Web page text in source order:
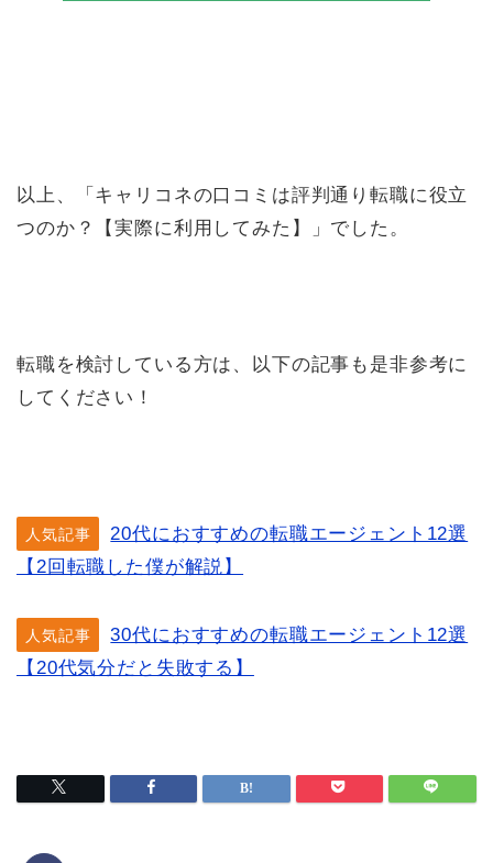
以上、「キャリコネの口コミは評判通り転職に役立
つのか？【実際に利用してみた】」でした。
転職を検討している方は、以下の記事も是非参考に
してください！
人気記事
20代におすすめの転職エージェント12選
【2回転職した僕が解説】
人気記事
30代におすすめの転職エージェント12選
【20代気分だと失敗する】